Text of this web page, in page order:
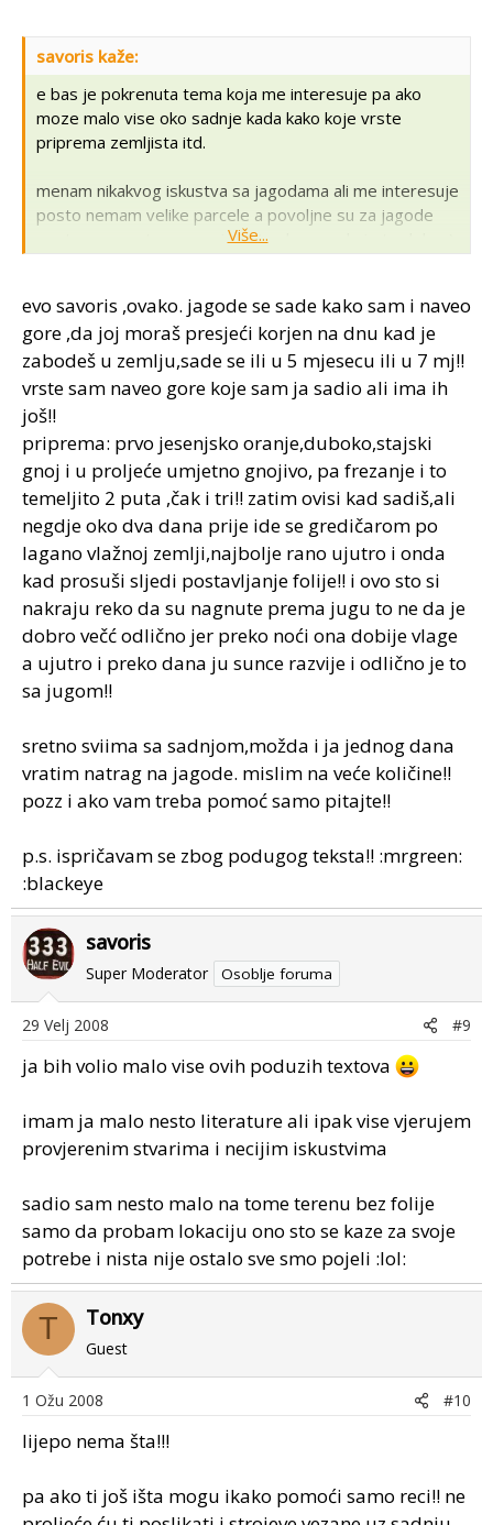
savoris kaže:
e bas je pokrenuta tema koja me interesuje pa ako
moze malo vise oko sadnje kada kako koje vrste
priprema zemljista itd.
menam nikakvog iskustva sa jagodama ali me interesuje
posto nemam velike parcele a povoljne su za jagode
posto su nagete prema jugu (nadam se da je to dobro)
Više...
evo savoris ,ovako. jagode se sade kako sam i naveo
gore ,da joj moraš presjeći korjen na dnu kad je
zabodeš u zemlju,sade se ili u 5 mjesecu ili u 7 mj!!
vrste sam naveo gore koje sam ja sadio ali ima ih
još!!
priprema: prvo jesenjsko oranje,duboko,stajski
gnoj i u proljeće umjetno gnojivo, pa frezanje i to
temeljito 2 puta ,čak i tri!! zatim ovisi kad sadiš,ali
negdje oko dva dana prije ide se gredičarom po
lagano vlažnoj zemlji,najbolje rano ujutro i onda
kad prosuši sljedi postavljanje folije!! i ovo sto si
nakraju reko da su nagnute prema jugu to ne da je
dobro večć odlično jer preko noći ona dobije vlage
a ujutro i preko dana ju sunce razvije i odlično je to
sa jugom!!
sretno sviima sa sadnjom,možda i ja jednog dana
vratim natrag na jagode. mislim na veće količine!!
pozz i ako vam treba pomoć samo pitajte!!
p.s. ispričavam se zbog podugog teksta!! :mrgreen:
:blackeye
savoris
Super Moderator Osoblje foruma
29 Velj 2008 #9
ja bih volio malo vise ovih poduzih textova
imam ja malo nesto literature ali ipak vise vjerujem
provjerenim stvarima i necijim iskustvima
sadio sam nesto malo na tome terenu bez folije
samo da probam lokaciju ono sto se kaze za svoje
potrebe i nista nije ostalo sve smo pojeli :lol:
T Tonxy
Guest
1 Ožu 2008 #10
lijepo nema šta!!!
pa ako ti još išta mogu ikako pomoći samo reci!! ne